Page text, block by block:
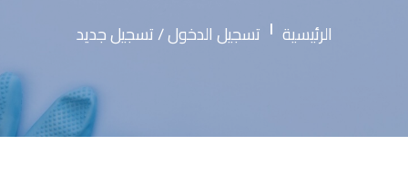
الرئيسية تسجيل الدخول / تسجيل جديد